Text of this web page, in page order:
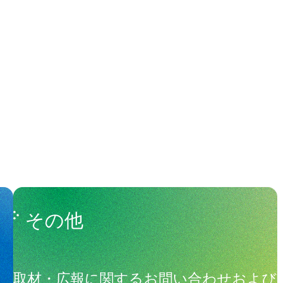
その他
取材・広報に関するお問い合わせおよび